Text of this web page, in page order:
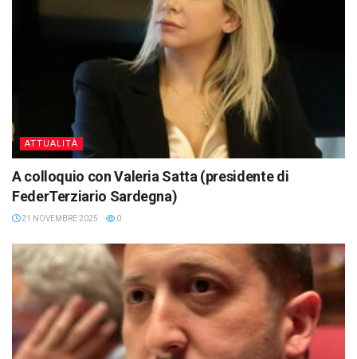
ATTUALITÀ
A colloquio con Valeria Satta (presidente di
FederTerziario Sardegna)
21 NOVEMBRE 2025 0